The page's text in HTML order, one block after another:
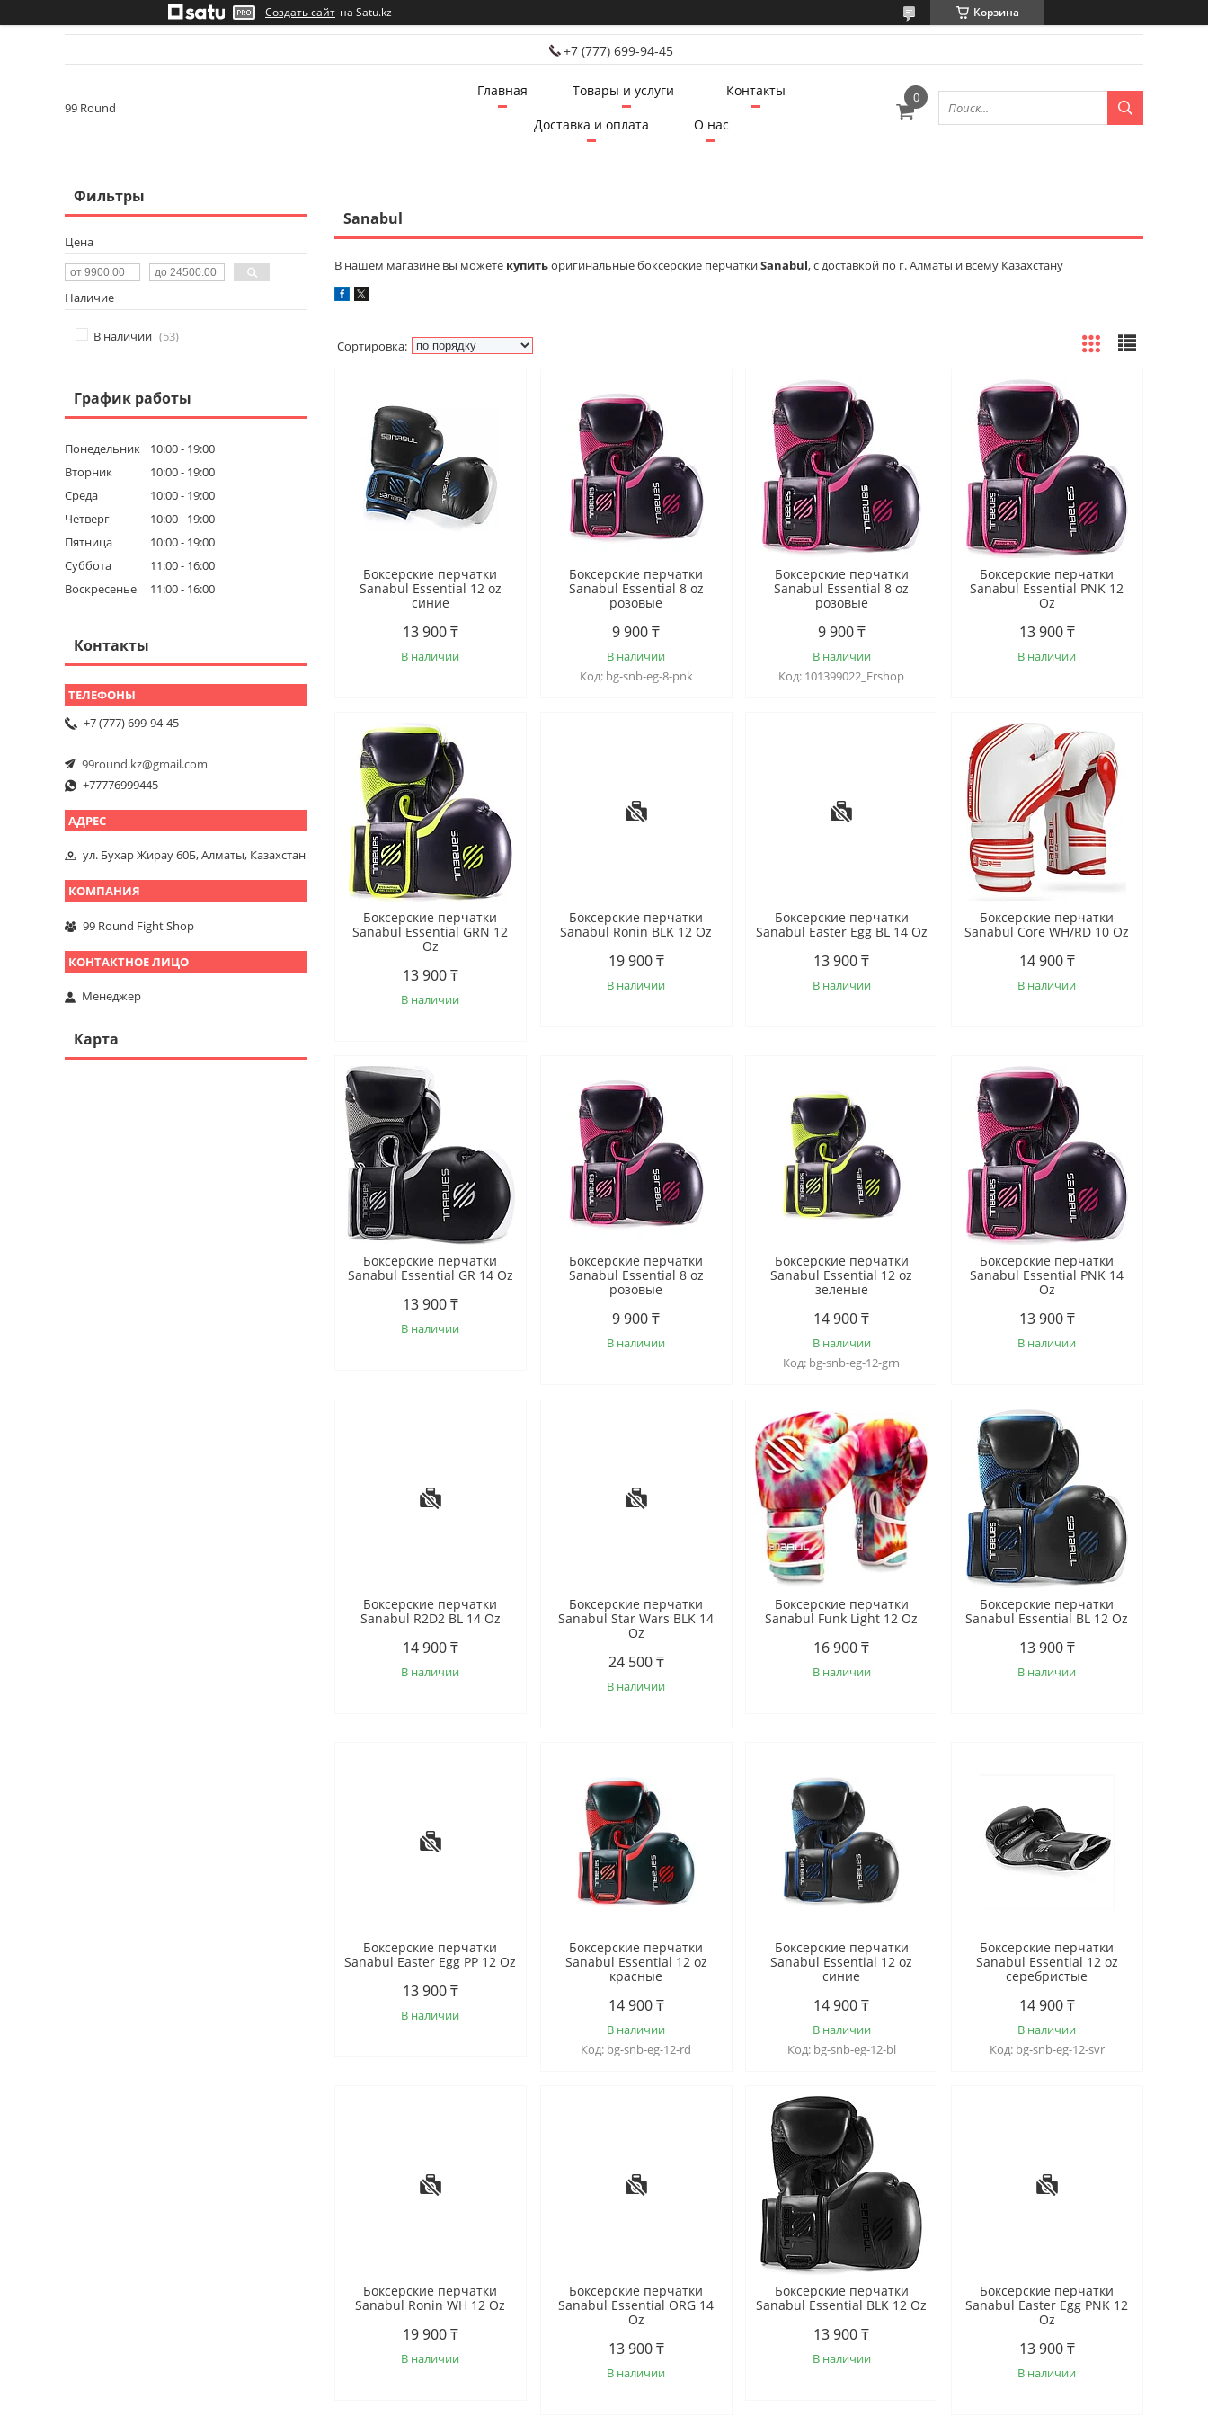
Создать сайт на Satu.kz Корзина
+7 (777) 699-94-45
99 Round
Главная Товары и услуги
Контакты
Доставка и оплата
О нас
Sanabul
В нашем магазине вы можете купитьоригинальные боксерские перчаткиSanabul, с доставкой по г. Алматы и всему Казахстану
Боксерские перчатки
Sanabul Essential 12 oz
синие
13 900 ₸
В наличии
Боксерские перчатки
Sanabul Essential 8 oz
розовые
9 900 ₸
В наличии
bg-snb-eg-8-pnk
Боксерские перчатки
Sanabul Essential 8 oz
розовые
9 900 ₸
В наличии
101399022_Frshop
Боксерские перчатки
Sanabul Essential PNK 12
Oz
13 900 ₸
В наличии
Боксерские перчатки
Sanabul Essential GRN 12
Oz
13 900 ₸
В наличии
Боксерские перчатки
Sanabul Ronin BLK 12 Oz
19 900 ₸
В наличии
Боксерские перчатки
Sanabul Easter Egg BL 14 Oz
13 900 ₸
В наличии
Боксерские перчатки
Sanabul Core WH/RD 10 Oz
14 900 ₸
В наличии
Боксерские перчатки
Sanabul Essential GR 14 Oz
13 900 ₸
В наличии
Боксерские перчатки
Sanabul Essential 8 oz
розовые
9 900 ₸
В наличии
Боксерские перчатки
Sanabul Essential 12 oz
зеленые
14 900 ₸
В наличии
bg-snb-eg-12-grn
Боксерские перчатки
Sanabul Essential PNK 14
Oz
13 900 ₸
В наличии
Боксерские перчатки
Sanabul R2D2 BL 14 Oz
14 900 ₸
В наличии
Боксерские перчатки
Sanabul Star Wars BLK 14
Oz
24 500 ₸
В наличии
Боксерские перчатки
Sanabul Funk Light 12 Oz
16 900 ₸
В наличии
Боксерские перчатки
Sanabul Essential BL 12 Oz
13 900 ₸
В наличии
Боксерские перчатки
Sanabul Easter Egg PP 12 Oz
13 900 ₸
В наличии
Боксерские перчатки
Sanabul Essential 12 oz
красные
14 900 ₸
В наличии
bg-snb-eg-12-rd
Боксерские перчатки
Sanabul Essential 12 oz
синие
14 900 ₸
В наличии
bg-snb-eg-12-bl
Боксерские перчатки
Sanabul Essential 12 oz
серебристые
14 900 ₸
В наличии
bg-snb-eg-12-svr
Боксерские перчатки
Sanabul Ronin WH 12 Oz
19 900 ₸
В наличии
Боксерские перчатки
Sanabul Essential ORG 14
Oz
13 900 ₸
В наличии
Боксерские перчатки
Sanabul Essential BLK 12 Oz
13 900 ₸
В наличии
Боксерские перчатки
Sanabul Easter Egg PNK 12
Oz
13 900 ₸
В наличии
Фильтры
Цена
Наличие
В наличии 53
График работы
Понедельник 10:00
19:00
Вторник
10:00
19:00
Среда
10:00
19:00
Четверг
10:00
19:00
Пятница
10:00
19:00
Суббота
11:00
16:00
Воскресенье
11:00 16:00
Контакты
+7 (777) 699-94-45
99round.kz@gmail.com
+77776999445
ул. Бухар Жирау 60Б, Алматы, Казахстан
99 Round Fight Shop
Менеджер
Карта